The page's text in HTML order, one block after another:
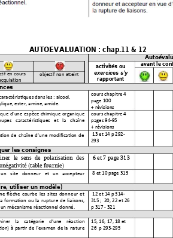
AUTOEVALUATION : chap.11 & 12
en cours objectif non atteint
activités ou
exercices s’y
rapportant
avant le
dans les : alcool,
ester, amine, amide.
cours chapitre 4
page 100
+ révisions
d’une espèce chimique organique
caractéristiques et la
chaîne
cours chapitre 4
pages 94-95
+ révisions
de chaîne d'une modification de
13 et 14 p 292-
293
les consignes
ner le sens de polarisation des
(table fournie)
6 et 7 page 31 3
un site donneur et un accepteur
8 et 10 page 313
utiliser un modèle)
flèche courbe les sites donneur et
la formation ou la rupture de liaisons,
mécanisme réactionnel donné.
12 et 14 p 314-
315 ;  20, 22 et 26
p 317 - 321
la catégorie d’une réaction
à partir de l’examen de la nature
15, 16, 17, 18 et
26  p 293-295